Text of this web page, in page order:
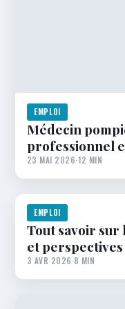
EMPLOI
Médecin
professionnel
23 MAI 2026·12 MIN
EMPLOI
Tout savoir
et perspectives
3 AVR 2026·8 MIN